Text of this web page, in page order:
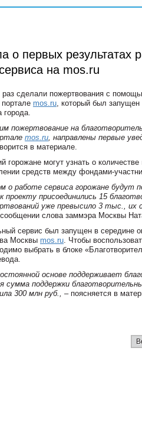
о первых результатах
на mos.ru
сделали пожертвования с
портале mos.ru , который был
пожертвование на
mos.ru , направлены первые
в материале.
горожане могут узнать о
средств между фондами-
о работе сервиса горожане будут
проекту присоединились 15
уже превысило 3 тыс., их
слова заммэра Москвы
сервис был запущен в середине
Москвы mos.ru . Чтобы
выбрать в блоке
основе поддерживает
сумма поддержки
300 млн руб., – поясняется в